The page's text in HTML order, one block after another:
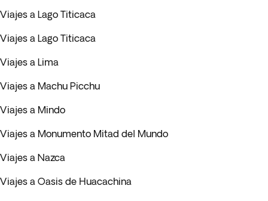
Viajes a Lago Titicaca
Viajes a Lago Titicaca
Viajes a Lima
Viajes a Machu Picchu
Viajes a Mindo
Viajes a Monumento Mitad del Mundo
Viajes a Nazca
Viajes a Oasis de Huacachina